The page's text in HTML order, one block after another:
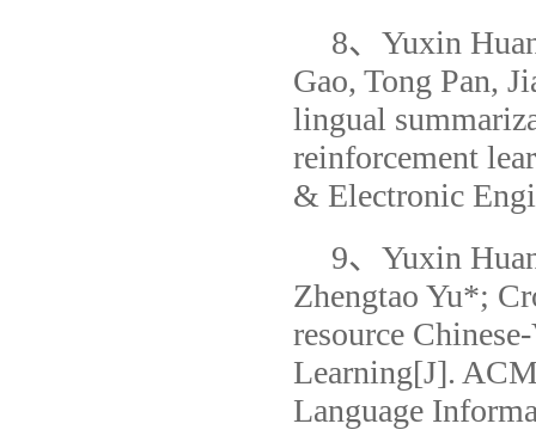
8、Yuxin
Gao, Tong Pan,
lingual
reinforcement
& Electronic
9、Yuxin
Zhengtao Yu*;
resource
Learning[J].
Language